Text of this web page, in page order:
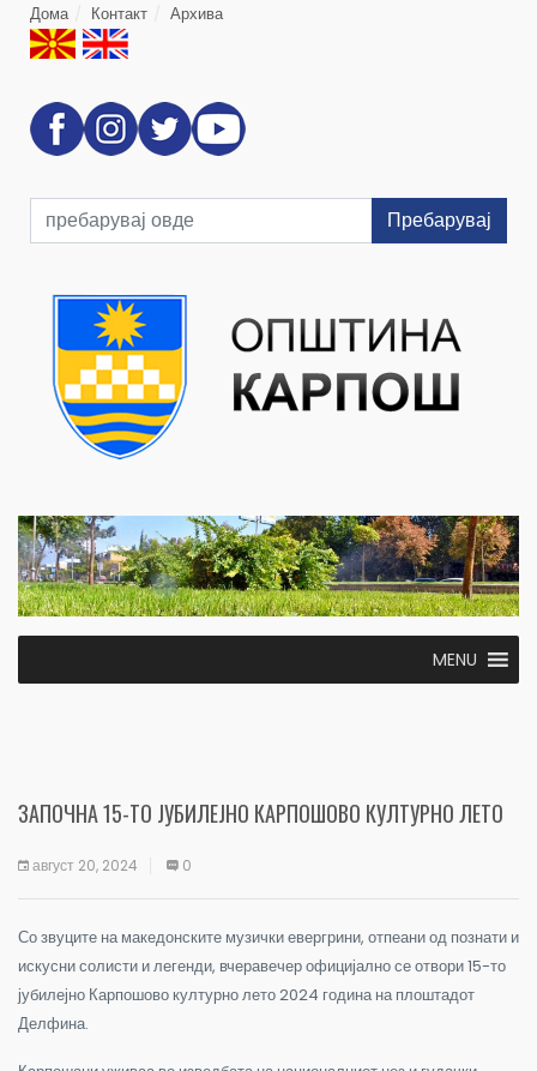
Дома Контакт Архива
Пребарувај
MENU
ЗАПОЧНА 15-ТО ЈУБИЛЕЈНО КАРПОШОВО КУЛТУРНО ЛЕТО
август 20, 2024 0
Со звуците на македонските музички евергрини, отпеани од познати и
искусни солисти и легенди, вчеравечер официјално се отвори 15-то
јубилејно Карпошово културно лето 2024 година на плоштадот
Делфина.